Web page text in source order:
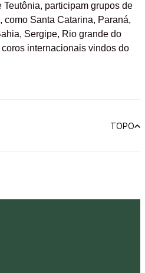
Teutônia, participam grupos de
como Santa Catarina, Paraná,
Sergipe, Rio grande do
coros internacionais vindos do
TOPO